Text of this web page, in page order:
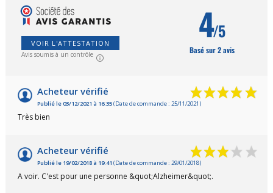
VOIR L'ATTESTATION
Avis soumis à un contrôle
4/5
Basé sur 2 avis
Acheteur vérifié
Publié le 03/12/2021 à 16:35(Date de commande : 25/11/2021)
Très bien
Acheteur vérifié
Publié le 19/02/2018 à 19:41 (Date de commande : 29/01/2018)
A voir. C'est pour une personne &quot;Alzheimer&quot;.